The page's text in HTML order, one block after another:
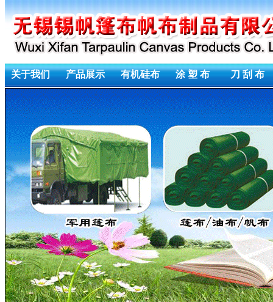
关于我们 产品展示 有机硅布 涂 塑 布 刀 刮 布